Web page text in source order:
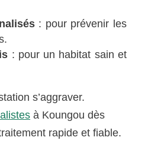
: pour prévenir les
: pour un habitat sain et
s’aggraver.
à Koungou dès
rapide et fiable.